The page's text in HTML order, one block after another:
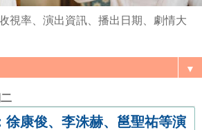
視率、演出資訊、播出日期、劇情大
▼
徐康俊、李洙赫、邕聖祐等演